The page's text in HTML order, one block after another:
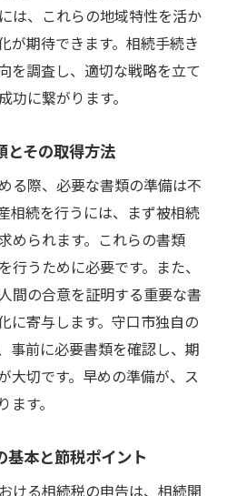
けるための予防策
管理における注意点
口市で不動産を相続する
とその影響を考える
に与える影響
に交通利便性をどう伝える
便性に関連する法令の確
不動産の賃貸市場を理解
続きスムーズに進めるた
門家の選び方とその利点
係を築くためのヒント
は、これらの地域特性を活か
が期待できます。相続手続き
を調査し、適切な戦略を立て
功に繋がります。
とその取得方法
る際、必要な書類の準備は不
相続を行うには、まず被相続
められます。これらの書類
うために必要です。また、
間の合意を証明する重要な書
に寄与します。守口市独自の
事前に必要書類を確認し、期
大切です。早めの準備が、ス
す。
基本と節税ポイント
ける相続税の申告は、相続開